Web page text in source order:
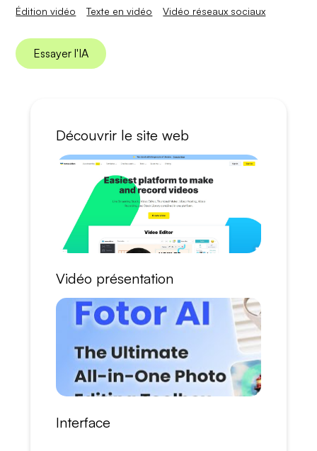
Édition vidéo
Texte en vidéo Vidéo réseaux sociaux
Essayer l'IA
Découvrir le site web
Vidéo présentation
Interface